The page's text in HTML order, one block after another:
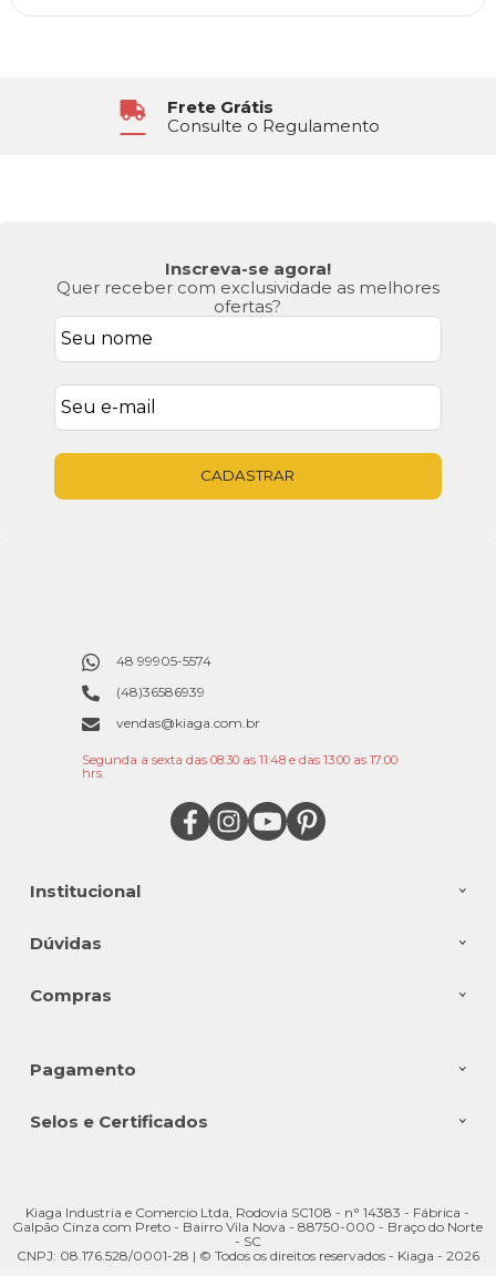
6x Sem Juros
No Cartão de Crédito
Atendimento
Segunda à Sexta das 8h30 às 17h
Inscreva-se agora!
Quer receber com exclusividade as melhores
ofertas?
CADASTRAR
Institucional
Dúvidas
Compras
48 99905-5574
(48)36586939
vendas@kiaga.com.br
Segunda a sexta das 08:30 as 11:48 e das 13:00 as 17:00
hrs.
Pagamento
Selos e Certificados
Kiaga Industria e Comercio Ltda, Rodovia SC108 - n° 14383 - Fábrica -
Galpão Cinza com Preto - Bairro Vila Nova - 88750-000 - Braço do Norte
- SC
CNPJ: 08.176.528/0001-28 | © Todos os direitos reservados - Kiaga - 2026